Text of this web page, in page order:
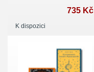
735 Kč
K dispozici